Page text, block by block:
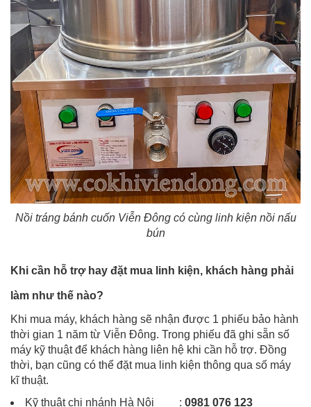
Nồi tráng bánh cuốn Viễn Đông có cùng linh kiện nồi nấu
bún
Khi cần hỗ trợ hay đặt mua linh kiện, khách hàng phải
làm như thế nào?
Khi mua máy, khách hàng sẽ nhận được 1 phiếu bảo hành
thời gian 1 năm từ Viễn Đông. Trong phiếu đã ghi sẵn số
máy kỹ thuật để khách hàng liên hệ khi cần hỗ trợ. Đồng
thời, bạn cũng có thể đặt mua linh kiện thông qua số máy
kĩ thuật.
Kỹ thuật chi nhánh Hà Nội : 0981 076 123